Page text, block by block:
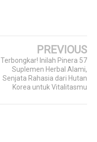
PREVIOUS
Terbongkar! Inilah Pinera 57
Suplemen Herbal Alami,
Senjata Rahasia dari Hutan
Korea untuk Vitalitasmu